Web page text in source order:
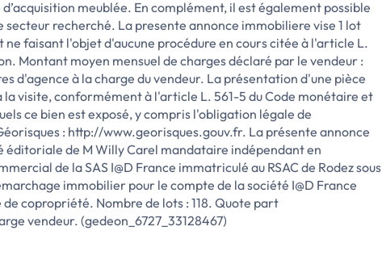
meublée. En complément, il est également possible
recherché. La presente annonce immobiliere vise 1 lot
ne faisant l'objet d'aucune procédure en cours citée à l'article L.
Montant moyen mensuel de charges déclaré par le vendeur :
d'agence à la charge du vendeur. La présentation d'une pièce
visite, conformément à l'article L. 561-5 du Code monétaire et
ce bien est exposé, y compris l'obligation légale de
: http://www.georisques.gouv.fr. La présente annonce
éditoriale de M Willy Carel mandataire indépendant en
de la SAS I@D France immatriculé au RSAC de Rodez sous
immobilier pour le compte de la société I@D France
copropriété. Nombre de lots : 118. Quote part
vendeur. (gedeon_6727_33128467)